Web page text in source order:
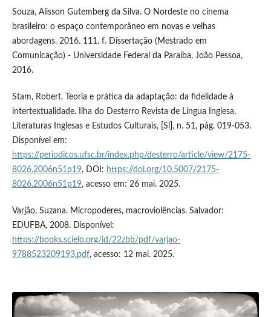
Souza, Alisson Gutemberg da Silva. O Nordeste no cinema
brasileiro: o espaço contemporâneo em novas e velhas
abordagens. 2016. 111. f. Dissertação (Mestrado em
Comunicação) - Universidade Federal da Paraíba, João Pessoa,
2016.
Stam, Robert. Teoria e prática da adaptação: da fidelidade à
intertextualidade. Ilha do Desterro Revista de Língua Inglesa,
Literaturas Inglesas e Estudos Culturais, [Sl], n. 51, pág. 019-053.
Disponível em:
https://periodicos.ufsc.br/index.php/desterro/article/view/2175-
8026.2006n51p19, DOI: https://doi.org/10.5007/2175-
8026.2006n51p19, acesso em: 26 mai. 2025.
Varjão, Suzana. Micropoderes, macroviolências. Salvador:
EDUFBA, 2008. Disponível:
https://books.scielo.org/id/22zbb/pdf/varjao-
9788523209193.pdf, acesso: 12 mai. 2025.